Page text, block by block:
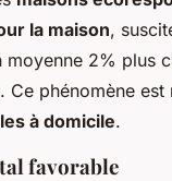
la maison,
moyenne 2% plus
Ce phénomène
à domicile.
favorable